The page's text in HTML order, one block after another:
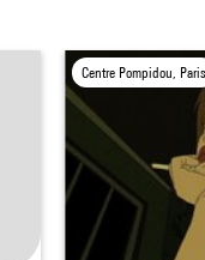
Centre Pompidou,